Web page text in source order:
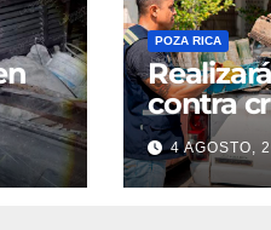
POZA RICA
contra
dengue
4 AGOSTO,